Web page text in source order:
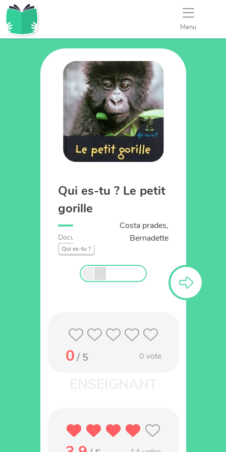
Menu
Qui es-tu ? Le petit
gorille
Costa prades,
Bernadette
Documentaire Animaux
Qui es-tu ?
0/ 5 0 vote